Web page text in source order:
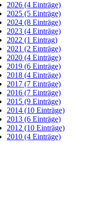
2026 (4 Einträge)
2025 (5 Einträge)
2024 (8 Einträge)
2023 (4 Einträge)
2022 (1 Eintrag)
2021 (2 Einträge)
2020 (4 Einträge)
2019 (6 Einträge)
2018 (4 Einträge)
2017 (7 Einträge)
2016 (7 Einträge)
2015 (9 Einträge)
2014 (10 Einträge)
2013 (6 Einträge)
2012 (10 Einträge)
2010 (4 Einträge)